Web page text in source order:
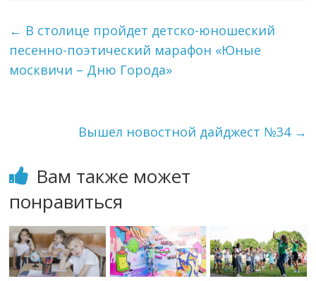
← В столице пройдет детско-юношеский
песенно-поэтический марафон «Юные
москвичи – Дню Города»
Вышел новостной дайджест №34 →
Вам также может
понравиться